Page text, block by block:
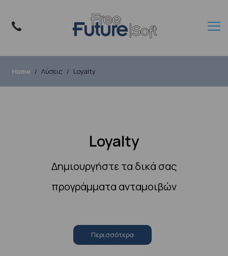
Home Λύσεις Loyalty
Loyalty
Δημιουργήστε τα δικά σας
προγράμματα ανταμοιβών
Περισσότερα